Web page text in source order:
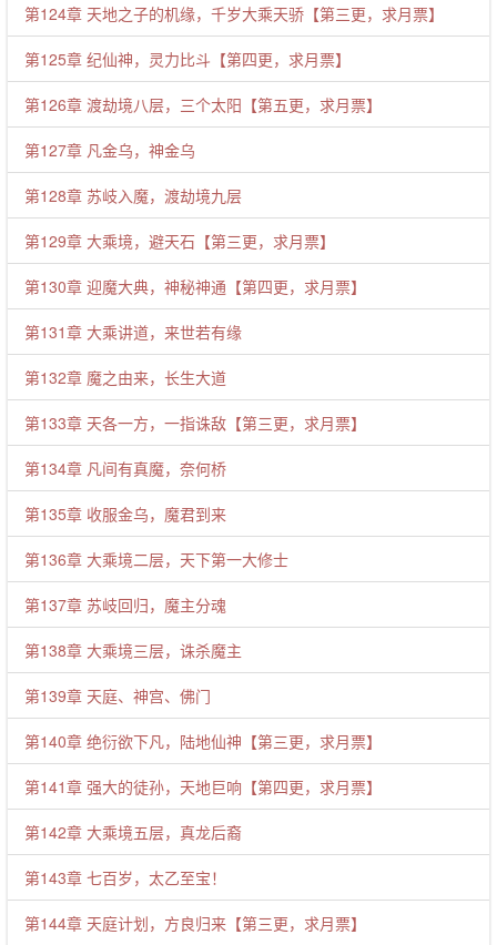
第124章 天地之子的机缘，千岁大乘天骄【第三更，求月票】
第125章 纪仙神，灵力比斗【第四更，求月票】
第126章 渡劫境八层，三个太阳【第五更，求月票】
第127章 凡金乌，神金乌
第128章 苏岐入魔，渡劫境九层
第129章 大乘境，避天石【第三更，求月票】
第130章 迎魔大典，神秘神通【第四更，求月票】
第131章 大乘讲道，来世若有缘
第132章 魔之由来，长生大道
第133章 天各一方，一指诛敌【第三更，求月票】
第134章 凡间有真魔，奈何桥
第135章 收服金乌，魔君到来
第136章 大乘境二层，天下第一大修士
第137章 苏岐回归，魔主分魂
第138章 大乘境三层，诛杀魔主
第139章 天庭、神宫、佛门
第140章 绝衍欲下凡，陆地仙神【第三更，求月票】
第141章 强大的徒孙，天地巨响【第四更，求月票】
第142章 大乘境五层，真龙后裔
第143章 七百岁，太乙至宝！
第144章 天庭计划，方良归来【第三更，求月票】